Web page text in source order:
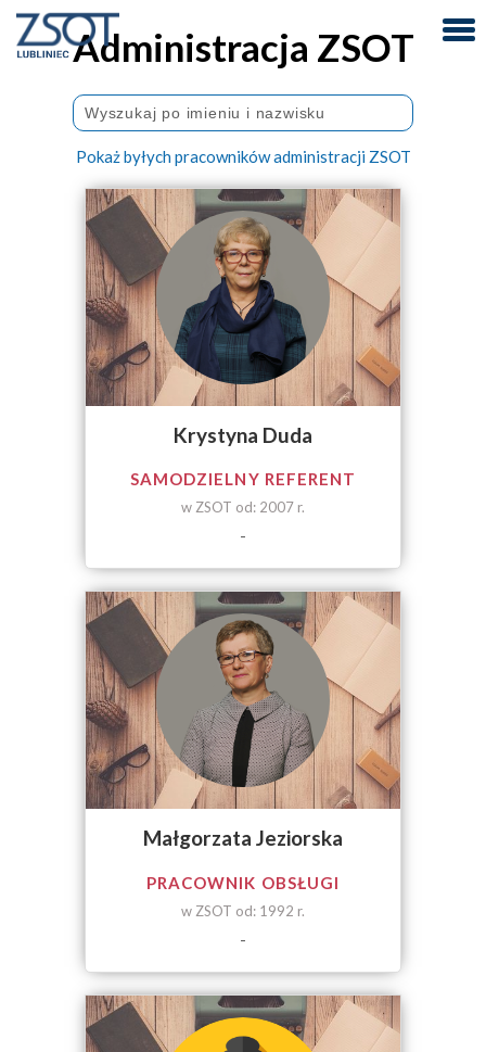
Administracja ZSOT
Pokaż byłych pracowników administracji ZSOT
Krystyna Duda
SAMODZIELNY REFERENT
w ZSOT od: 2007 r.
-
Małgorzata Jeziorska
PRACOWNIK OBSŁUGI
w ZSOT od: 1992 r.
-